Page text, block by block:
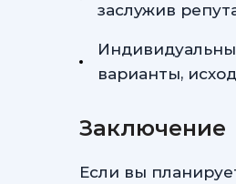
заслужив
варианты,
Заключение
Если вы